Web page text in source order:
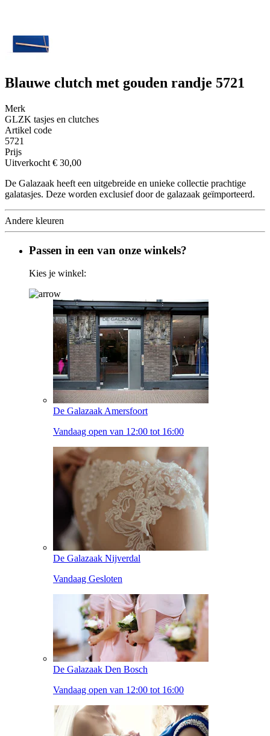
Blauwe clutch met gouden randje 5721
Merk
GLZK tasjes en clutches
Artikel code
5721
Prijs
Uitverkocht € 30,00
De Galazaak heeft een uitgebreide en unieke collectie prachtige
galatasjes. Deze worden exclusief door de galazaak geïmporteerd.
Andere kleuren
Passen in een van onze winkels?
Kies je winkel:
De Galazaak Amersfoort
Vandaag open van 12:00 tot 16:00
De Galazaak Nijverdal
Vandaag Gesloten
De Galazaak Den Bosch
Vandaag open van 12:00 tot 16:00